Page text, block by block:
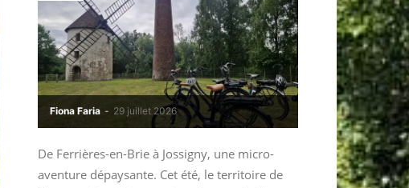
Fiona Faria - 29 juillet 2026
De Ferrières-en-Brie à Jossigny, une micro-
aventure dépaysante. Cet été, le territoire de